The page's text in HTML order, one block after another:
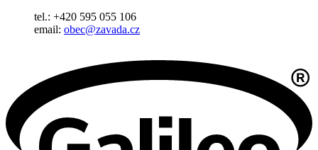
tel.: +420 595 055 106
email: obec@zavada.cz